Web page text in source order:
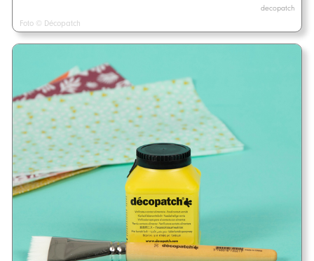
decopatch
Foto © Décopatch